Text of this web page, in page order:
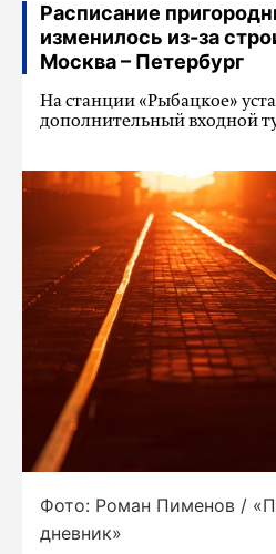
Расписание
изменилось из-за
Москва – Петербург
На станции «Рыбацкое»
дополнительный входной
Фото: Роман Пименов /
дневник»